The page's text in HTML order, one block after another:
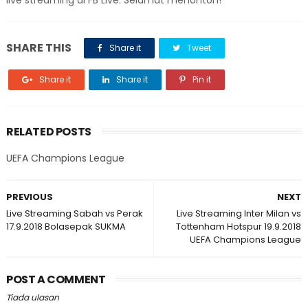
SHARE THIS Share it Tweet
Share it Share it Pin it
RELATED POSTS
UEFA Champions League
NEXT
Live Streaming Inter Milan vs
Tottenham Hotspur 19.9.2018
UEFA Champions League
PREVIOUS
Live Streaming Sabah vs Perak
17.9.2018 Bolasepak SUKMA
POST A COMMENT
Tiada ulasan